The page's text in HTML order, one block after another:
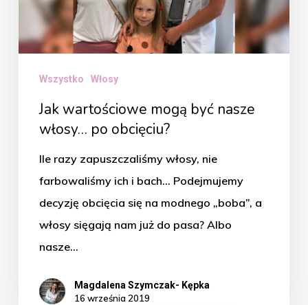
obcięciu?
Wszystko Włosy
Jak wartościowe mogą być nasze
włosy… po obcięciu?
Ile razy zapuszczaliśmy włosy, nie
farbowaliśmy ich i bach… Podejmujemy
decyzję obcięcia się na modnego „boba”, a
włosy sięgają nam już do pasa? Albo
nasze…
Magdalena Szymczak- Kępka
16 września 2019